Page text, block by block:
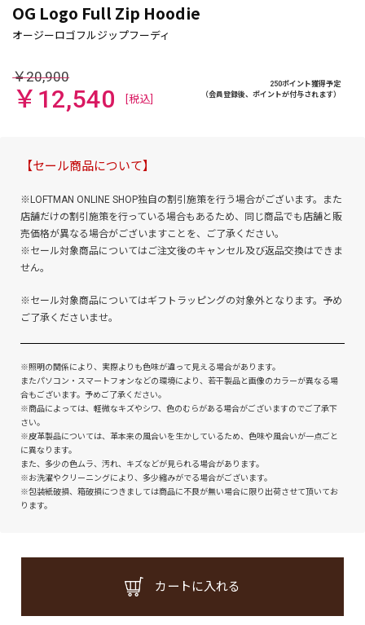
OG Logo Full Zip Hoodie
￥20,900
￥12,540 [税込]
250ポイント獲得予定
（会員登録後、ポイントが付与されます）
【セール商品について】
※LOFTMAN ONLINE SHOP独自の割引施策を行う場合がございます。また
店舗だけの割引施策を行っている場合もあるため、同じ商品でも店舗と販
売価格が異なる場合がございますことを、ご了承ください。
※セール対象商品についてはご注文後のキャンセル及び返品交換はできま
せん。
※セール対象商品についてはギフトラッピングの対象外となります。予め
ご了承くださいませ。
※照明の関係により、実際よりも色味が違って見える場合があります。
またパソコン・スマートフォンなどの環境により、若干製品と画像のカラーが異なる場
合もございます。予めご了承ください。
※商品によっては、軽微なキズやシワ、色のむらがある場合がございますのでご了承下
さい。
※皮革製品については、革本来の風合いを生かしているため、色味や風合いが一点ごと
に異なります。
また、多少の色ムラ、汚れ、キズなどが見られる場合があります。
※お洗濯やクリーニングにより、多少縮みがでる場合がございます。
※包装紙破損、箱破損につきましては商品に不良が無い場合に限り出荷させて頂いてお
ります。
カートに入れる